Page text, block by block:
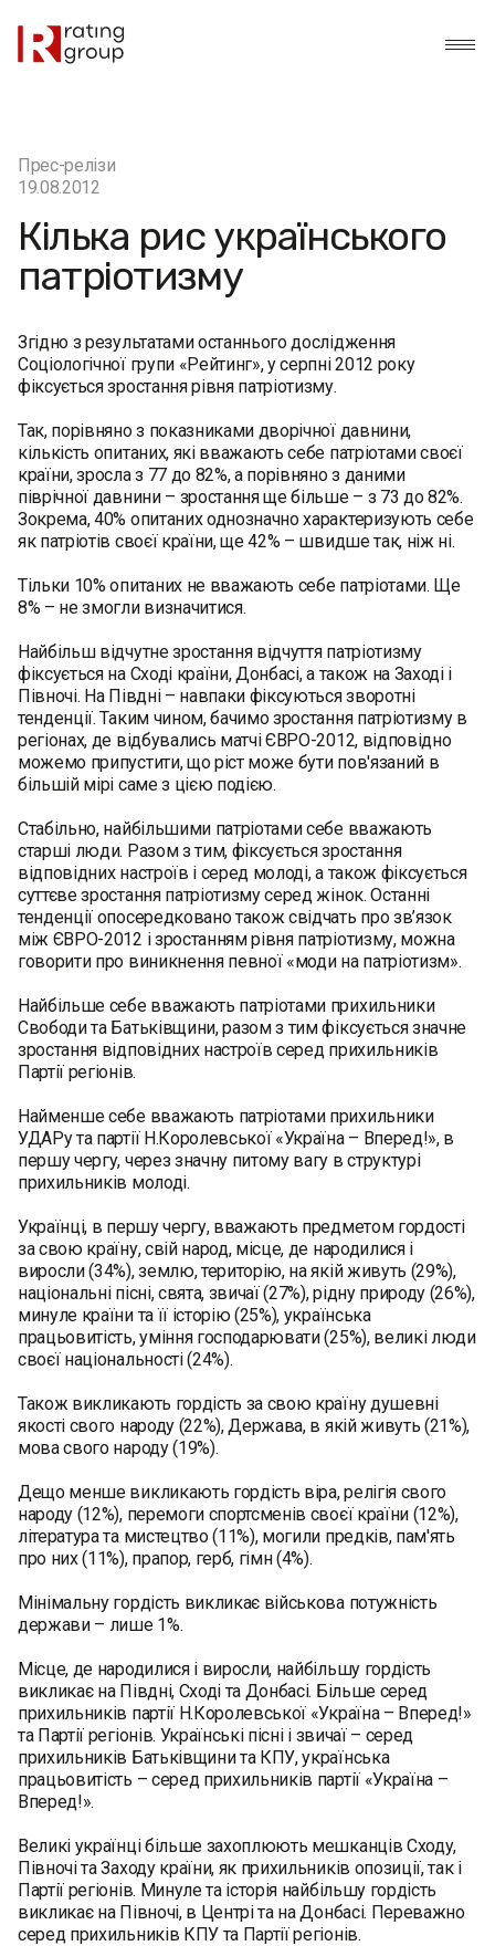
Прес-релізи
19.08.2012
Кілька рис українського
патріотизму
Згідно з результатами останнього дослідження
Соціологічної групи «Рейтинг», у серпні 2012 року
фіксується зростання рівня патріотизму.
Так, порівняно з показниками дворічної давнини,
кількість опитаних, які вважають себе патріотами своєї
країни, зросла з 77 до 82%, а порівняно з даними
піврічної давнини – зростання ще більше – з 73 до 82%.
Зокрема, 40% опитаних однозначно характеризують себе
як патріотів своєї країни, ще 42% – швидше так, ніж ні.
Тільки 10% опитаних не вважають себе патріотами. Ще
8% – не змогли визначитися.
Найбільш відчутне зростання відчуття патріотизму
фіксується на Сході країни, Донбасі, а також на Заході і
Півночі. На Півдні – навпаки фіксуються зворотні
тенденції. Таким чином, бачимо зростання патріотизму в
регіонах, де відбувались матчі ЄВРО-2012, відповідно
можемо припустити, що ріст може бути пов'язаний в
більшій мірі саме з цією подією.
Стабільно, найбільшими патріотами себе вважають
старші люди. Разом з тим, фіксується зростання
відповідних настроїв і серед молоді, а також фіксується
суттєве зростання патріотизму серед жінок. Останні
тенденції опосередковано також свідчать про зв’язок
між ЄВРО-2012 і зростанням рівня патріотизму, можна
говорити про виникнення певної «моди на патріотизм».
Найбільше себе вважають патріотами прихильники
Свободи та Батьківщини, разом з тим фіксується значне
зростання відповідних настроїв серед прихильників
Партії регіонів.
Найменше себе вважають патріотами прихильники
УДАРу та партії Н.Королевської «Україна – Вперед!», в
першу чергу, через значну питому вагу в структурі
прихильників молоді.
Українці, в першу чергу, вважають предметом гордості
за свою країну, свій народ, місце, де народилися i
виросли (34%), землю, територію, на якій живуть (29%),
національні пiснi, свята, звичаї (27%), рідну природу (26%),
минуле країни та її історію (25%), українська
працьовитість, уміння господарювати (25%), великі люди
своєї національності (24%).
Також викликають гордість за свою країну душевнi
якостi свого народу (22%), Держава, в якiй живуть (21%),
мова свого народу (19%).
Дещо менше викликають гордість вiра, релiгiя свого
народу (12%), перемоги спортсменів своєї країни (12%),
лiтература та мистецтво (11%), могили предкiв, пам'ять
про них (11%), прапор, герб, гiмн (4%).
Мінімальну гордість викликає військова потужність
держави – лише 1%.
Місце, де народилися i виросли, найбільшу гордість
викликає на Півдні, Сході та Донбасі. Більше серед
прихильників партії Н.Королевської «Україна – Вперед!»
та Партії регіонів. Українські пісні і звичаї – серед
прихильників Батьківщини та КПУ, українська
працьовитість – серед прихильників партії «Україна –
Вперед!».
Великі українці більше захоплюють мешканців Сходу,
Півночі та Заходу країни, як прихильників опозиції, так і
Партії регіонів. Минуле та історія найбільшу гордість
викликає на Півночі, в Центрі та на Донбасі. Переважно
серед прихильників КПУ та Партії регіонів.